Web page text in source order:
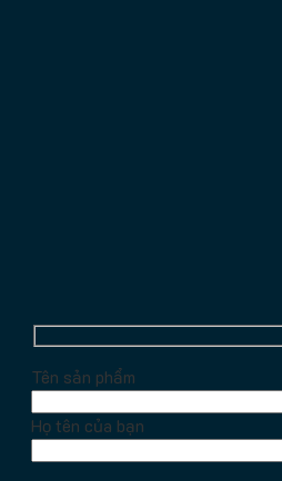
Tên sản phẩm
Họ tên của bạn